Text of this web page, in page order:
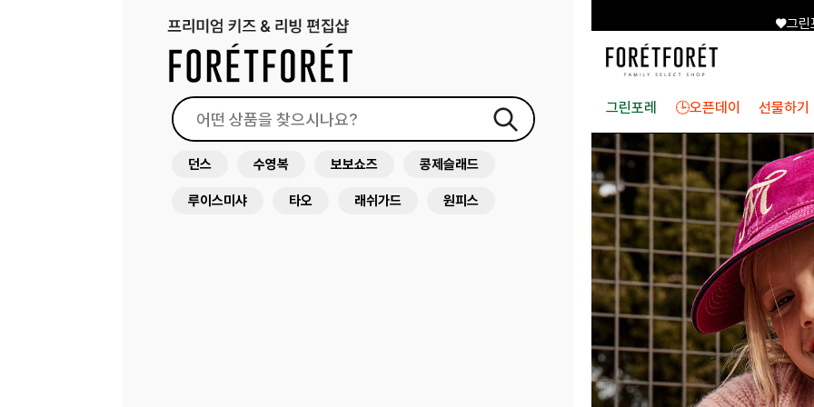
♥그린
그린포레 🕒오픈데이 선물하기
던스 수영복 보보쇼즈 콩제슬래드
루이스미샤 타오 래쉬가드 원피스